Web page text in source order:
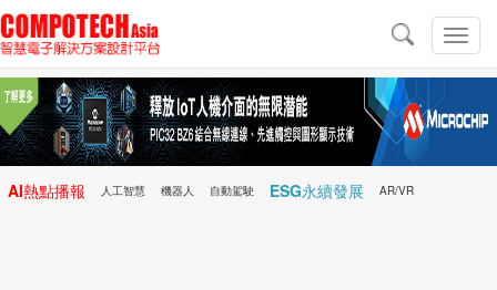
切
換
導
導
航
AI熱點播報 人工智慧 機器人 自動駕駛 ESG永續發展 AR/VR